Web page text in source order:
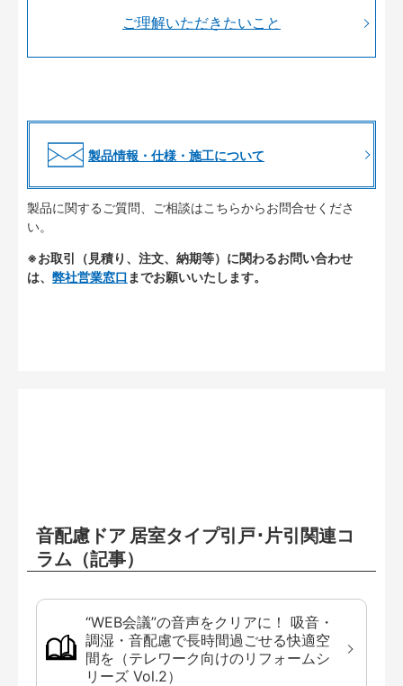
ご理解いただきたいこと
製品情報・仕様・施工について
製品に関するご質問、ご相談はこちらからお問合せくださ
い。
※お取引（見積り、注文、納期等）に関わるお問い合わせ
は、 弊社営業窓口 までお願いいたします。
音配慮ドア 居室タイプ引戸･片引関連コ
ラム（記事）
“WEB会議”の音声をクリアに！ 吸音・
調湿・音配慮で長時間過ごせる快適空
間を（テレワーク向けのリフォームシ
リーズ Vol.2）